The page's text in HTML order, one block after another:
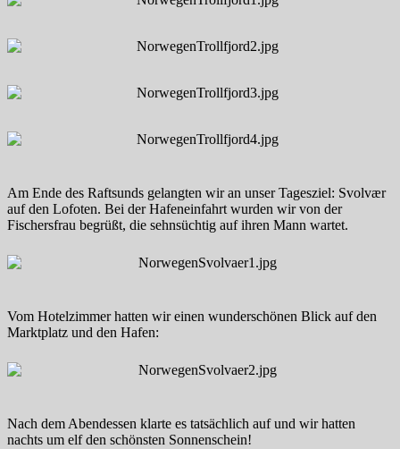
Am Ende des Raftsunds gelangten wir an unser Tagesziel: Svolvær
auf den Lofoten. Bei der Hafeneinfahrt wurden wir von der
Fischersfrau begrüßt, die sehnsüchtig auf ihren Mann wartet.
Vom Hotelzimmer hatten wir einen wunderschönen Blick auf den
Marktplatz und den Hafen:
Nach dem Abendessen klarte es tatsächlich auf und wir hatten
nachts um elf den schönsten Sonnenschein!